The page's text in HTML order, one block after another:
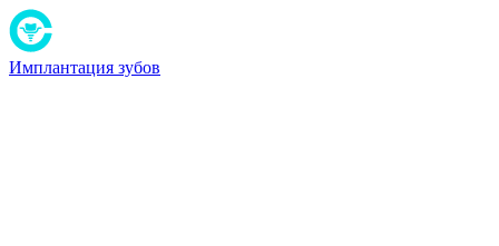
Имплантация зубов